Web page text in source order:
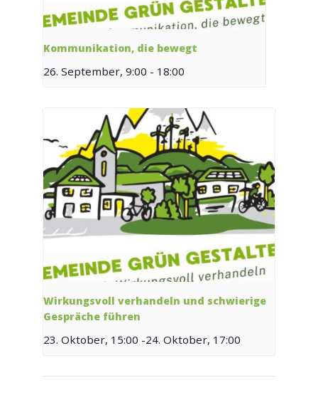
Kommunikation, die bewegt
26. September, 9:00 - 18:00
Wirkungsvoll verhandeln und schwierige
Gespräche führen
23. Oktober, 15:00 -24. Oktober, 17:00